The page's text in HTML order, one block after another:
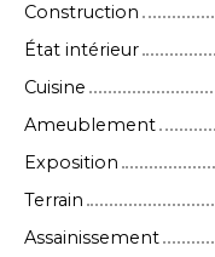
Construction
État intérieur
Cuisine
Ameublement
Exposition
Terrain
Assainissement